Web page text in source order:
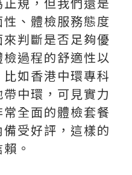
、體檢服務態度
判斷是否足夠優
過程的舒適性以
如香港中環專科
中環，可見實力
全面的體檢套餐
受好評，這樣的
。